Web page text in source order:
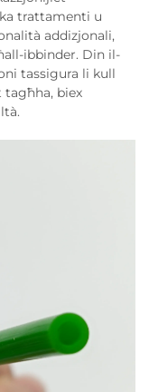
trattamenti u
addizjonali,
ibbinder. Din il-
tassigura li kull
biex